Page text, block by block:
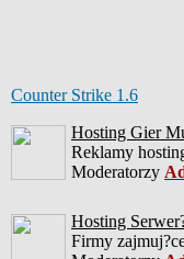
Counter Strike 1.6
Hosting Gier
Reklamy
Moderatorzy
Hosting
Firmy